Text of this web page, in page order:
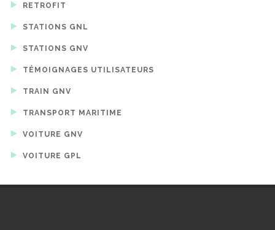
RETROFIT
STATIONS GNL
STATIONS GNV
TÉMOIGNAGES UTILISATEURS
TRAIN GNV
TRANSPORT MARITIME
VOITURE GNV
VOITURE GPL